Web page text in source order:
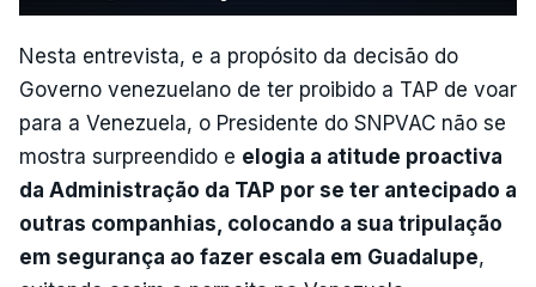
Nesta entrevista, e a propósito da decisão do
Governo venezuelano de ter proibido a TAP de voar
para a Venezuela, o Presidente do SNPVAC não se
mostra surpreendido e elogia a atitude proactiva
da Administração da TAP por se ter antecipado a
outras companhias, colocando a sua tripulação
em segurança ao fazer escala em Guadalupe,